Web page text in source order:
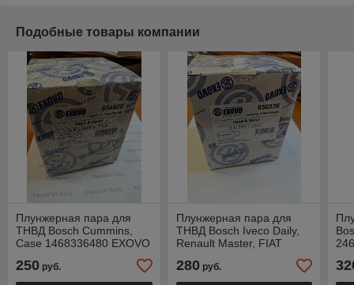
Подобные товары компании
Плунжерная пара для
ТНВД Bosch Cummins,
Case 1468336480 EXOVO
250 руб.
Плунжерная пара для
ТНВД Bosch Iveco Daily,
Renault Master, FIAT
EXOVO 85603E
280руб.